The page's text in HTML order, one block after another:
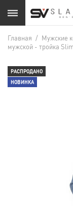
Главная / Мужские
мужской - тройка
РАСПРОДАНО
НОВИНКА